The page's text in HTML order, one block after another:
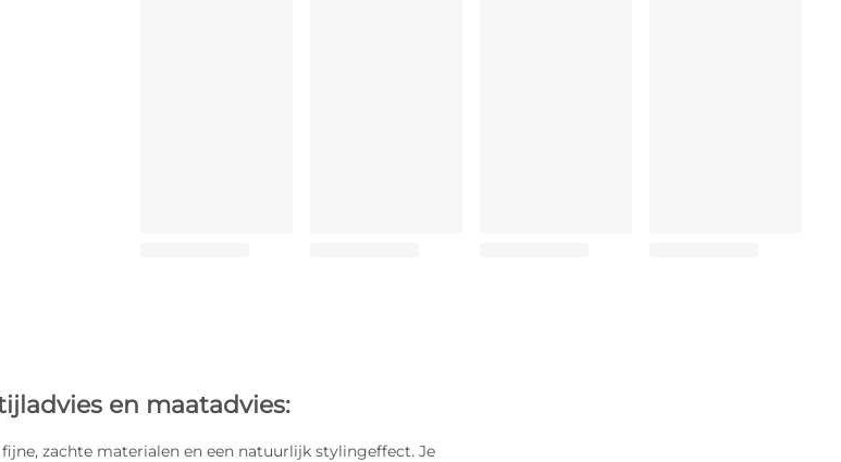
en maatadvies:
zachte materialen en een natuurlijk stylingeffect. Je